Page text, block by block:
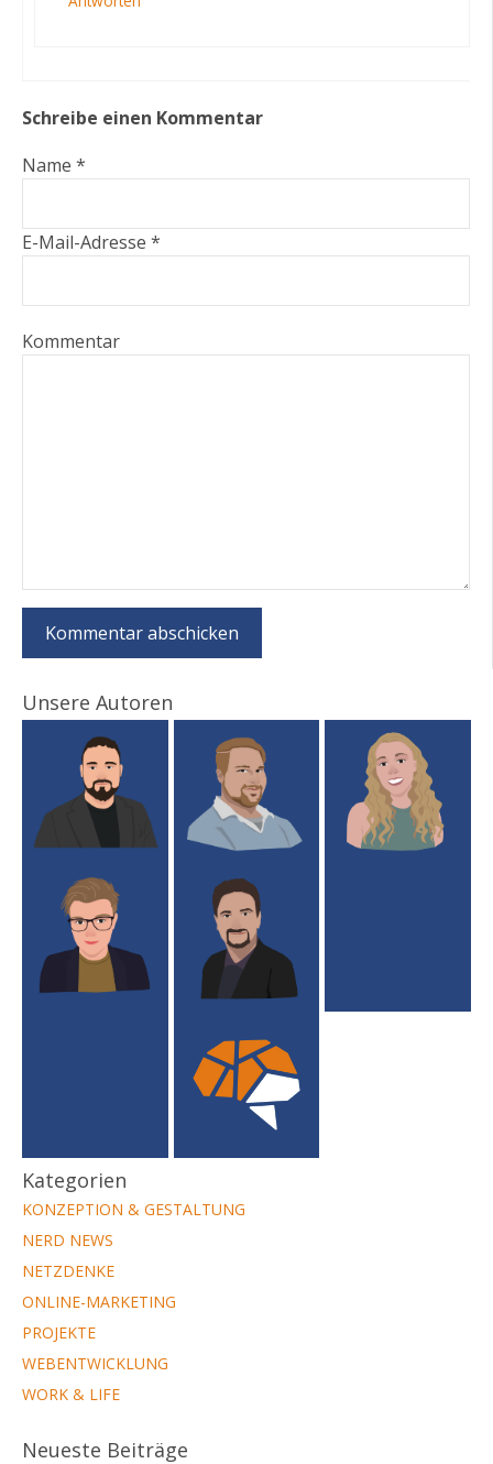
Schreibe einen Kommentar
Name *
E-Mail-Adresse *
Kommentar
Unsere Autoren
Kategorien
KONZEPTION & GESTALTUNG
NERD NEWS
NETZDENKE
ONLINE-MARKETING
PROJEKTE
WEBENTWICKLUNG
WORK & LIFE
Neueste Beiträge